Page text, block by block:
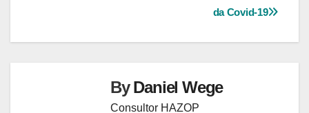
da Covid-19
ByDaniel Wege
Consultor HAZOP